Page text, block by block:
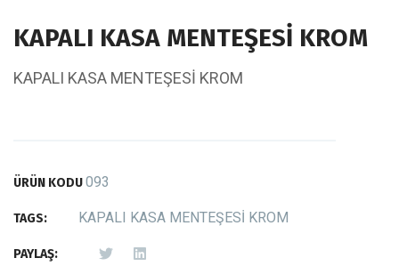
KAPALI KASA MENTEŞESİ KROM
KAPALI KASA MENTEŞESİ KROM
ÜRÜN KODU093
TAGS: KAPALI KASA MENTEŞESİ KROM
PAYLAŞ: